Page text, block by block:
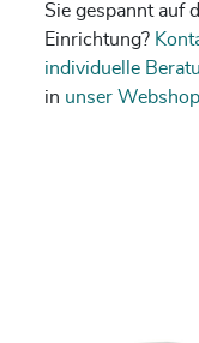
Sie gespannt auf
Einrichtung?
individuelle
in unser Webshop